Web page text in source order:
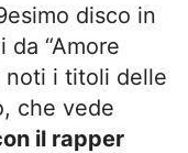
disco in
“Amore
noti i titoli delle
che vede
il rapper